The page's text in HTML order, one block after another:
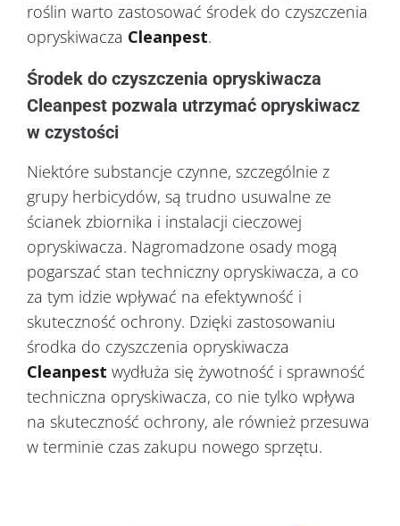
roślin warto zastosować środek do czyszczenia
opryskiwacza Cleanpest.
Środek do czyszczenia opryskiwacza
Cleanpest pozwala utrzymać opryskiwacz
w czystości
Niektóre substancje czynne, szczególnie z
grupy herbicydów, są trudno usuwalne ze
ścianek zbiornika i instalacji cieczowej
opryskiwacza. Nagromadzone osady mogą
pogarszać stan techniczny opryskiwacza, a co
za tym idzie wpływać na efektywność i
skuteczność ochrony. Dzięki zastosowaniu
środka do czyszczenia opryskiwacza
Cleanpest wydłuża się żywotność i sprawność
techniczna opryskiwacza, co nie tylko wpływa
na skuteczność ochrony, ale również przesuwa
w terminie czas zakupu nowego sprzętu.